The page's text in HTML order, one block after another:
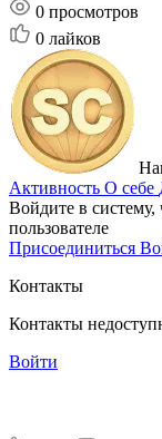
0 просмотров
0 лайков
Активность О себе
Войдите в
пользователе
Присоединиться
Контакты
Контакты
Войти